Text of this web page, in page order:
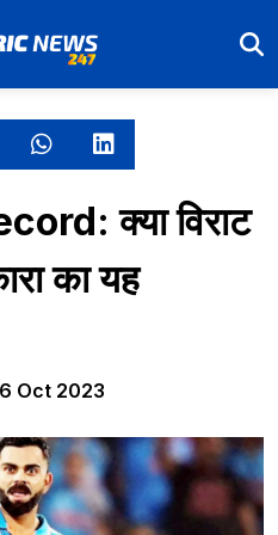
क्या विराट
का यह
Oct 2023